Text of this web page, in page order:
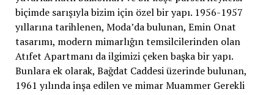
biçimde sarışıyla bizim için özel bir yapı. 1956-1957
yıllarına tarihlenen, Moda’da bulunan, Emin Onat
tasarımı, modern mimarlığın temsilcilerinden olan
Atıfet Apartmanı da ilgimizi çeken başka bir yapı.
Bunlara ek olarak, Bağdat Caddesi üzerinde bulunan,
1961 yılında inşa edilen ve mimar Muammer Gerekli